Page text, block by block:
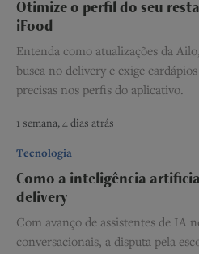
Otimize o perfil do seu
iFood
Entenda como atualizações da
busca no delivery e exige
precisas nos perfis do aplicativo.
1 semana, 4 dias atrás
Tecnologia
Como a inteligência
delivery
Com avanço de assistentes de IA
conversacionais, a disputa pela